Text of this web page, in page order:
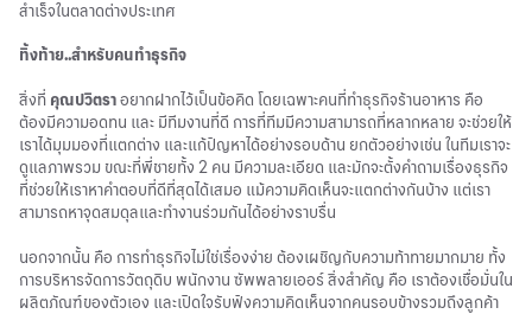
สำเร็จในตลาดต่างประเทศ
ทิ้งท้าย..สำหรับคนทำธุรกิจ
สิ่งที่ คุณปวิตราอยากฝากไว้เป็นข้อคิด โดยเฉพาะคนที่ทำธุรกิจร้านอาหาร คือ
ต้องมีความอดทน และ มีทีมงานที่ดี การที่ทีมมีความสามารถที่หลากหลาย จะช่วยให้
เราได้มุมมองที่แตกต่าง และแก้ปัญหาได้อย่างรอบด้าน ยกตัวอย่างเช่น ในทีมเราจะ
ดูแลภาพรวม ขณะที่พี่ชายทั้ง 2 คน มีความละเอียด และมักจะตั้งคำถามเรื่องธุรกิจ
ที่ช่วยให้เราหาคำตอบที่ดีที่สุดได้เสมอ แม้ความคิดเห็นจะแตกต่างกันบ้าง แต่เรา
สามารถหาจุดสมดุลและทำงานร่วมกันได้อย่างราบรื่น
นอกจากนั้น คือ การทำธุรกิจไม่ใช่เรื่องง่าย ต้องเผชิญกับความท้าทายมากมาย ทั้ง
การบริหารจัดการวัตถุดิบ พนักงาน ซัพพลายเออร์ สิ่งสำคัญ คือ เราต้องเชื่อมั่นใน
ผลิตภัณฑ์ของตัวเอง และเปิดใจรับฟังความคิดเห็นจากคนรอบข้างรวมถึงลูกค้า